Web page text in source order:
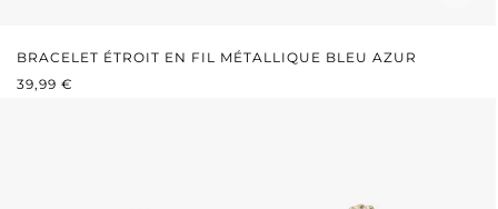
BRACELET ÉTROIT EN FIL MÉTALLIQUE BLEU AZUR
PRIX RÉGULIER :
39,99 €